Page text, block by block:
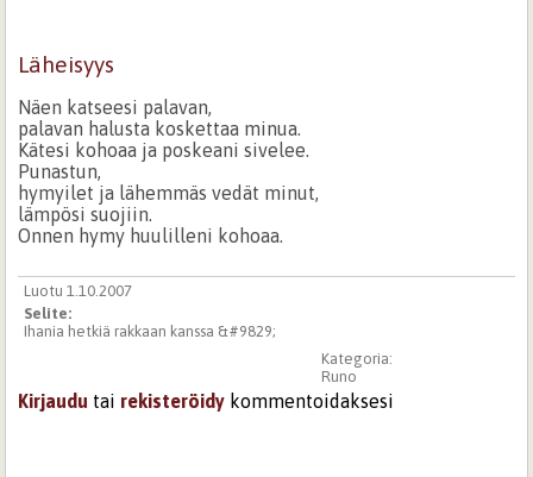
Läheisyys
Näen katseesi palavan,
palavan halusta koskettaa minua.
Kätesi kohoaa ja poskeani sivelee.
Punastun,
hymyilet ja lähemmäs vedät minut,
lämpösi suojiin.
Onnen hymy huulilleni kohoaa.
Luotu 1.10.2007
Selite:
Ihania hetkiä rakkaan kanssa &#9829;
Kategoria:
Runo
Kirjaudu tai rekisteröidy kommentoidaksesi